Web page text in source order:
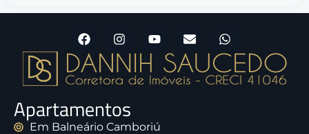
Apartamentos
Em Balneário Camboriú